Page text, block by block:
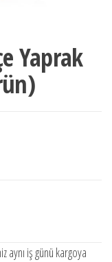
Yaprak
aynı iş günü kargoya